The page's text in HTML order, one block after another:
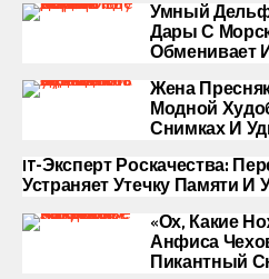
Умный
Дары С
Обменивает
Жена
Модной
Снимках И
IT-Эксперт Роскачества:
Устраняет Утечку Памяти И
«Ох, Какие
Анфиса
Пикантный